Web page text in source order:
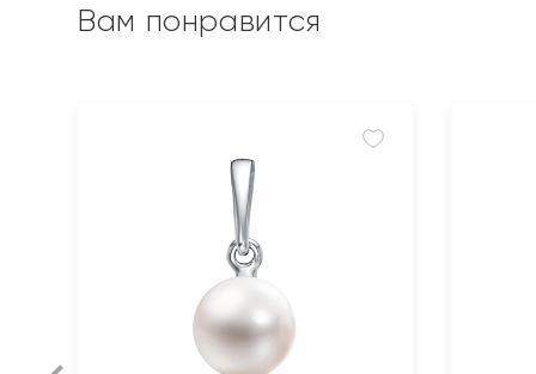
Вам понравится